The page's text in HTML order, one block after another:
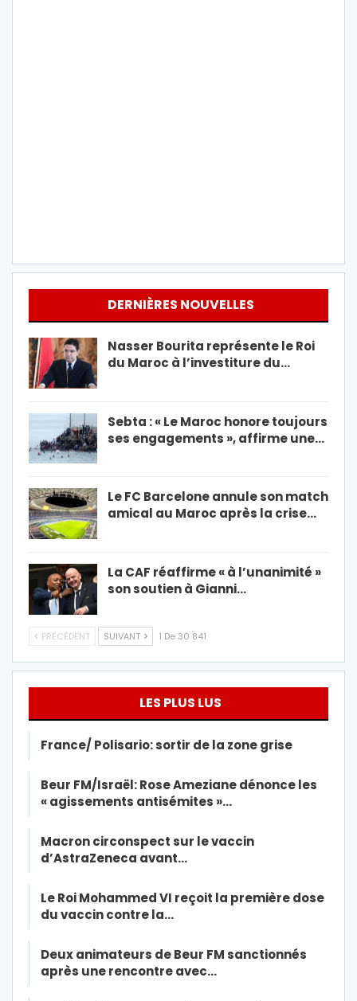
DERNIÈRES NOUVELLES
Nasser Bourita représente le Roi
du Maroc à l’investiture du…
Sebta : « Le Maroc honore toujours
ses engagements », affirme une…
Le FC Barcelone annule son match
amical au Maroc après la crise…
La CAF réaffirme « à l’unanimité »
son soutien à Gianni…
PRÉCÉDENT SUIVANT 1 De 30 841
LES PLUS LUS
France/ Polisario: sortir de la zone grise
Beur FM/Israël: Rose Ameziane dénonce les
« agissements antisémites »…
Macron circonspect sur le vaccin
d’AstraZeneca avant…
Le Roi Mohammed VI reçoit la première dose
du vaccin contre la…
Deux animateurs de Beur FM sanctionnés
après une rencontre avec…